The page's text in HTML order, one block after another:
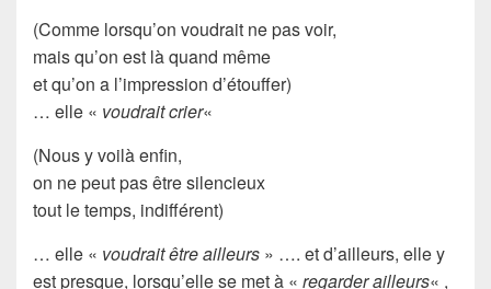
(Comme lorsqu’on voudrait ne pas voir,
mais qu’on est là quand même
et qu’on a l’impression d’étouffer)
… elle « voudrait crier«
(Nous y voilà enfin,
on ne peut pas être silencieux
tout le temps, indifférent)
… elle « voudrait être ailleurs » …. et d’ailleurs, elle y
est presque, lorsqu’elle se met à « regarder ailleurs« ,